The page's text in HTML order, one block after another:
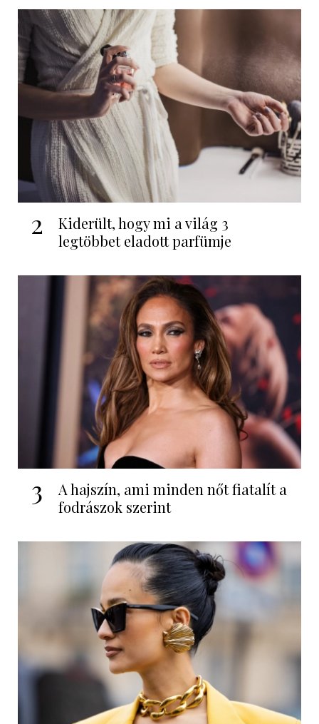
2
Kiderült, hogy mi a világ 3
legtöbbet eladott parfümje
3
A hajszín, ami minden nőt fiatalít a
fodrászok szerint